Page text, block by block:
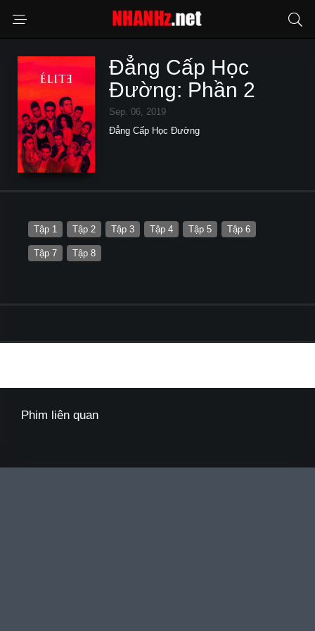
Đẳng Cấp Học
Đường: Phần 2
Sep. 06, 2019
Đẳng Cấp Học Đường
Tập 1 Tập 2 Tập 3 Tập 4 Tập 5 Tập 6
Tập 7 Tập 8
Phim liên quan